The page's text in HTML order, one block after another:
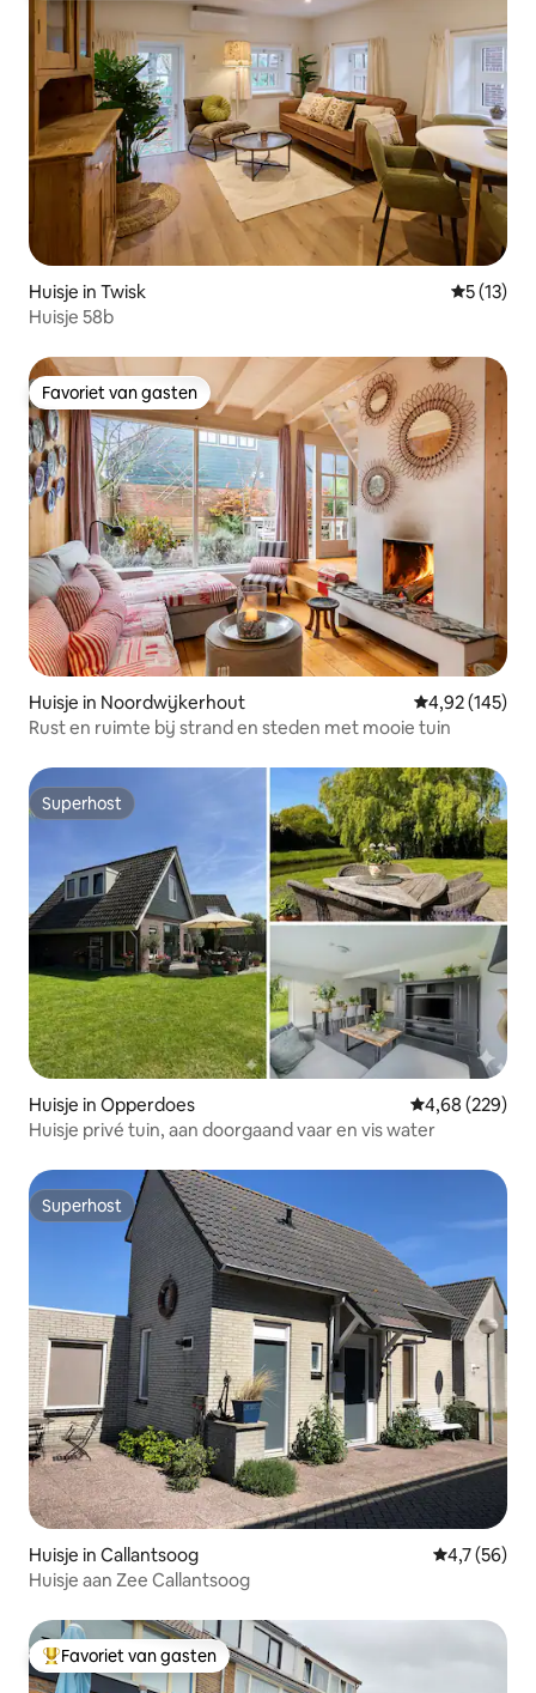
Huisje in Twisk
5 (13)
Huisje 58b
Favoriet van gasten
Favoriet van gasten
Huisje in Noordwijkerhout Gemiddelde
4,92 (145)
Rust en ruimte bij strand en steden met mooie tuin
Superhost
Superhost
Huisje in Opperdoes Gemiddelde
4,68 (229)
Huisje privé tuin, aan doorgaand vaar en vis water
Superhost
Superhost
Huisje in Callantsoog
4,7 (56)
Huisje aan Zee Callantsoog
Topfavoriet van gasten
Favoriet van gasten